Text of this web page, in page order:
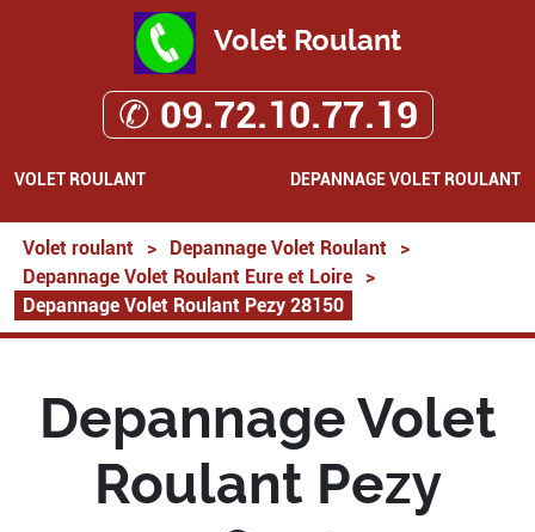
Volet Roulant
✆ 09.72.10.77.19
VOLET ROULANT DEPANNAGE VOLET ROULANT
Volet roulant > Depannage Volet Roulant
>
Depannage Volet Roulant Eure et Loire
>
Depannage Volet Roulant Pezy 28150
Depannage Volet
Roulant Pezy